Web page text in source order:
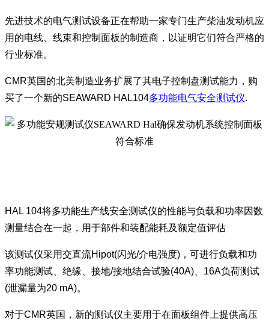
先进技术的电气测试设备正在帮助一家专门生产柴油发动机应
用的电线、线束和控制面板的制造商，以证明它们符合严格的
行业标准。
CMR英国的北美制造业务扩展了其电子控制盘测试能力，购
买了一个新的SEAWARD HAL104多功能电气安全测试仪.
HAL 104将多功能生产线安全测试仪的性能与负载和功率因数
测量结合在一起，用于部件和装配能耗及额定值评估
该测试仪采用交直流Hipot(闪光/介电强度)，可进行负载和功
率功能测试、绝缘、接地/接地结合试验(40A)、16A负荷测试
(泄漏量为20 mA)。
对于CMR英国，新的测试仪主要用于在面板组件上提供高压